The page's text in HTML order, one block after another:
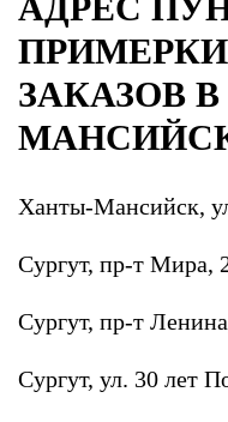
АДРЕС
ЗАКАЗОВ
Ханты-Мансийск,
Сургут, пр-т Мира,
Сургут, пр-т
Сургут, ул. 30 лет